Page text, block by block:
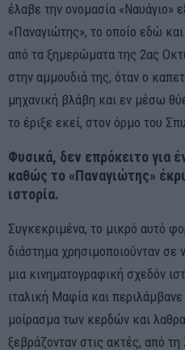
έλαβε την ονομασία «Ναυάγιο»
«Παναγιώτης», το οποίο εδώ
από τα ξημερώματα της 2ας
στην αμμουδιά της, όταν ο
μηχανική βλάβη και εν μέσω
το έριξε εκεί, στον όρμο του
Φυσικά, δεν επρόκειτο για
καθώς το «Παναγιώτης»
ιστορία.
Συγκεκριμένα, το μικρό αυτό
διάστημα χρησιμοποιούνταν
μια κινηματογραφική σχεδόν
ιταλική Μαφία και
μοίρασμα των κερδών και
ξεβράζονταν στις ακτές, από